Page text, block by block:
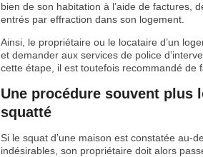
bien de son habitation à l’aide de factures,
entrés par effraction dans son logement.
Ainsi, le propriétaire ou le locataire d’un
et demander aux services de police
cette étape, il est toutefois recommandé de
Une procédure souvent plus
squatté
Si le squat d’une maison est constatée au-
indésirables, son propriétaire doit alors